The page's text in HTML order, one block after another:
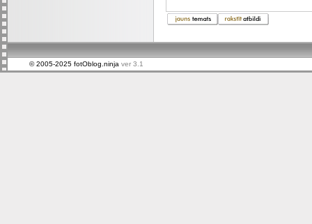
© 2005-2025 fotOblog.ninja ver 3.1